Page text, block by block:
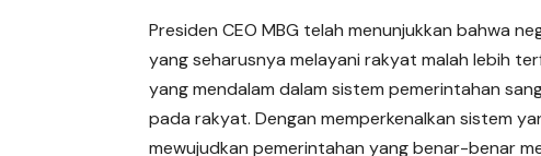
Presiden CEO MBG telah menunjukkan bahwa
yang seharusnya melayani rakyat malah lebih
yang mendalam dalam sistem pemerintahan
pada rakyat. Dengan memperkenalkan sistem
mewujudkan pemerintahan yang benar-benar